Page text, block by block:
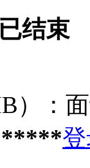
结束
）：